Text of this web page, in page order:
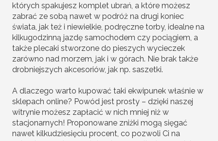
których spakujesz komplet ubrań, a które możesz
zabrać ze sobą nawet w podróż na drugi koniec
świata, jak też i niewielkie, podręczne torby, idealne na
kilkugodzinną jazdę samochodem czy pociągiem, a
także plecaki stworzone do pieszych wycieczek
zarówno nad morzem, jak i w górach. Nie brak także
drobniejszych akcesoriów, jak np. saszetki.
A dlaczego warto kupować taki ekwipunek właśnie w
sklepach online? Powód jest prosty – dzięki naszej
witrynie możesz zapłacić w nich mniej niż w
stacjonarnych! Proponowane zniżki mogą sięgać
nawet kilkudziesięciu procent, co pozwoli Ci na